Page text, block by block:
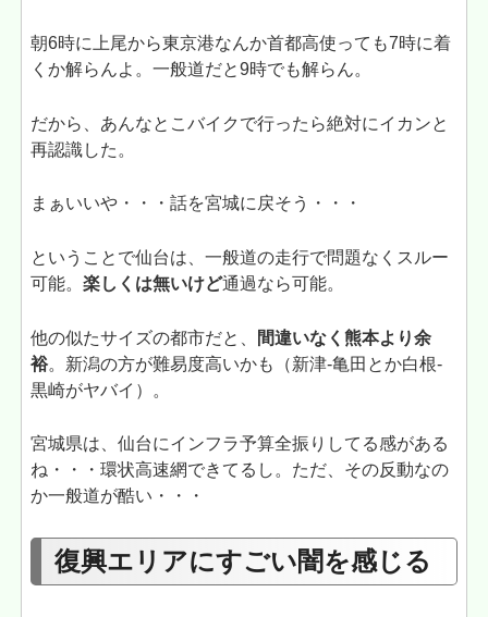
朝6時に上尾から東京港なんか首都高使っても7時に着
くか解らんよ。一般道だと9時でも解らん。
だから、あんなとこバイクで行ったら絶対にイカンと
再認識した。
まぁいいや・・・話を宮城に戻そう・・・
ということで仙台は、一般道の走行で問題なくスルー
可能。楽しくは無いけど通過なら可能。
他の似たサイズの都市だと、
間違いなく熊本より余
裕。新潟の方が難易度高いかも（新津-亀田とか白根-
黒崎がヤバイ）。
宮城県は、仙台にインフラ予算全振りしてる感がある
ね・・・環状高速網できてるし。ただ、その反動なの
か一般道が酷い・・・
復興エリアにすごい闇を感じる